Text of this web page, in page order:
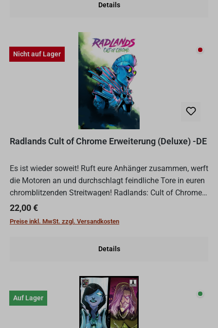
Details
Nicht auf Lager Nicht
Radlands Cult of Chrome Erweiterung (Deluxe) -DE
Es ist wieder soweit! Ruft eure Anhänger zusammen, werft
die Motoren an und durchschlagt feindliche Tore in euren
chromblitzenden Streitwagen! Radlands: Cult of Chrome
ist die erste Erweiterung für das kompetitives D...
Regulärer Preis:
22,00 €
Preise inkl. MwSt. zzgl. Versandkosten
Details
Auf Lager Auf